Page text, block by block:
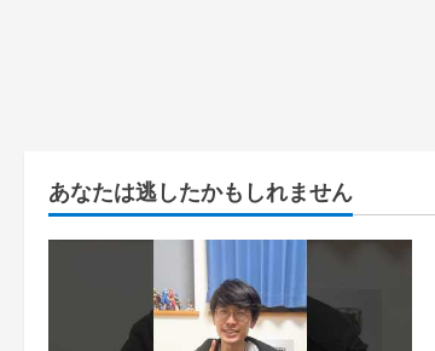
あなたは逃したかもしれません